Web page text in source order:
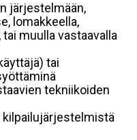
järjestelmään,
lomakkeella,
muulla vastaavalla
tai
tekniikoiden